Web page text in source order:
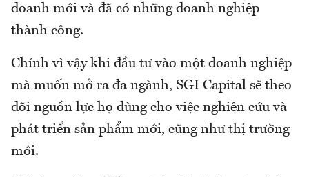
doanh mới và đã có những doanh nghiệp
thành công.
Chính vì vậy khi đầu tư vào một doanh nghiệp
mà muốn mở ra đa ngành, SGI Capital sẽ theo
dõi nguồn lực họ dùng cho việc nghiên cứu và
phát triển sản phẩm mới, cũng như thị trường
mới.